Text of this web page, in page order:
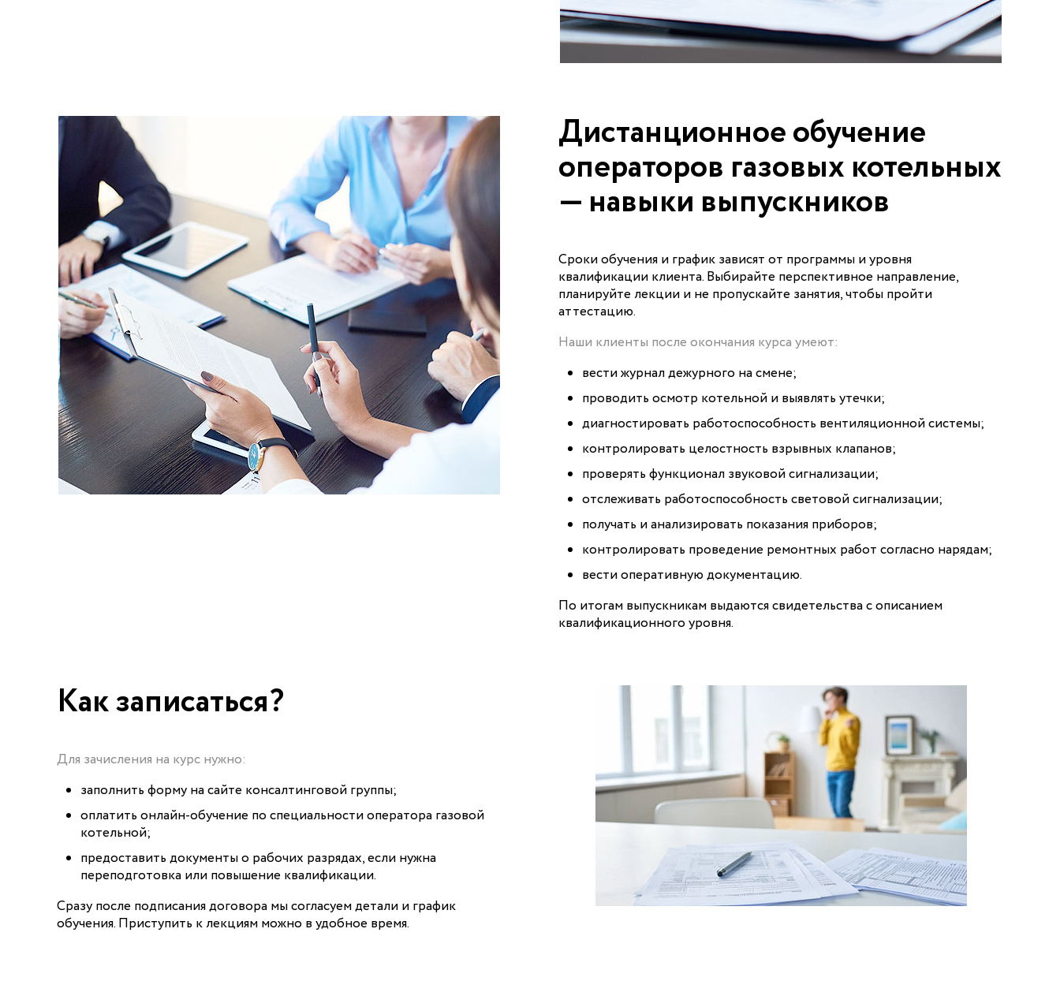
Дистанционное обучение
операторов газовых котельных
— навыки выпускников
Сроки обучения и график зависят от программы и уровня
квалификации клиента. Выбирайте перспективное направление,
планируйте лекции и не пропускайте занятия, чтобы пройти
аттестацию.
Наши клиенты после окончания курса умеют:
вести журнал дежурного на смене;
проводить осмотр котельной и выявлять утечки;
диагностировать работоспособность вентиляционной системы;
контролировать целостность взрывных клапанов;
проверять функционал звуковой сигнализации;
отслеживать работоспособность световой сигнализации;
получать и анализировать показания приборов;
контролировать проведение ремонтных работ согласно нарядам;
вести оперативную документацию.
По итогам выпускникам выдаются свидетельства с описанием
квалификационного уровня.
Как записаться?
Для зачисления на курс нужно:
заполнить форму на сайте консалтинговой группы;
оплатить онлайн-обучение по специальности оператора газовой
котельной;
предоставить документы о рабочих разрядах, если нужна
переподготовка или повышение квалификации.
Сразу после подписания договора мы согласуем детали и график
обучения. Приступить к лекциям можно в удобное время.